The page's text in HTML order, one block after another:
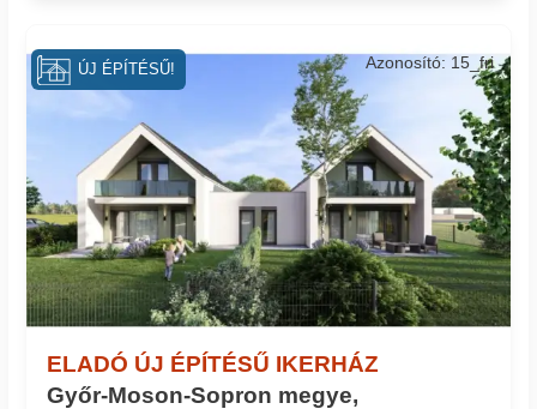
ELADÓ ÚJ ÉPÍTÉSŰ IKERHÁZ
Győr-Moson-Sopron megye,
Azonosító: 15_fri
ÚJ ÉPÍTÉSŰ!